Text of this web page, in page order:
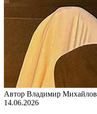
Автор Владимир Михайлов
14.06.2026